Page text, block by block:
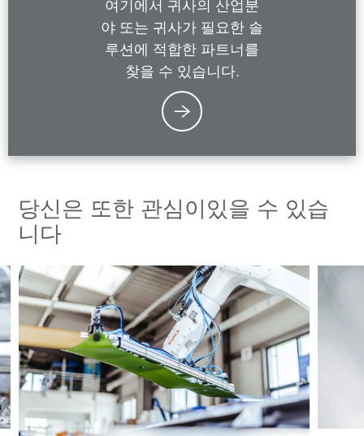
여기에서 귀사의 산업분
야 또는 귀사가 필요한 솔
루션에 적합한 파트너를
찾을 수 있습니다.
당신은 또한 관심이있을 수 있습
니다